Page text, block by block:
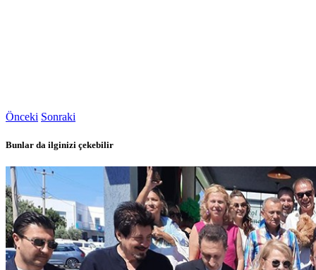
Önceki Sonraki
Bunlar da ilginizi çekebilir